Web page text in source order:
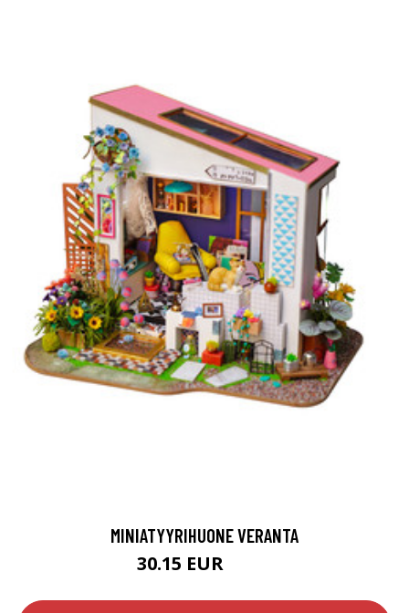
MINIATYYRIHUONE VERANTA
30.15 EUR